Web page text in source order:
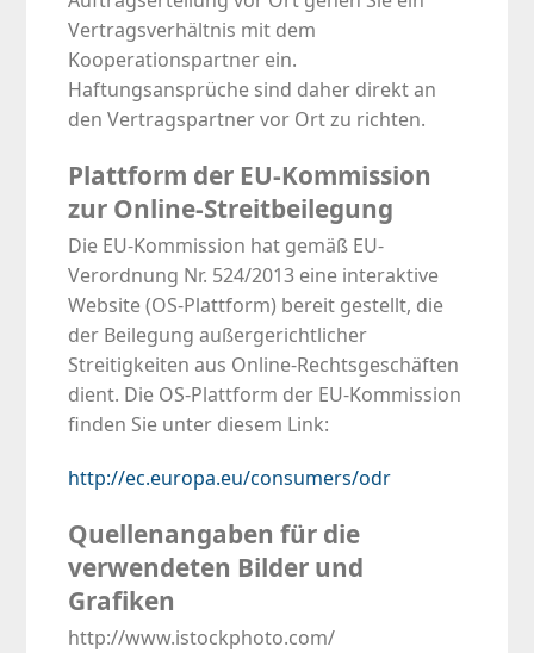
Vertragsverhältnis mit dem
Kooperationspartner ein.
Haftungsansprüche sind daher direkt an
den Vertragspartner vor Ort zu richten.
Plattform der EU-Kommission
zur Online-Streitbeilegung
Die EU-Kommission hat gemäß EU-
Verordnung Nr. 524/2013 eine interaktive
Website (OS-Plattform) bereit gestellt, die
der Beilegung außergerichtlicher
Streitigkeiten aus Online-Rechtsgeschäften
dient. Die OS-Plattform der EU-Kommission
finden Sie unter diesem Link:
http://ec.europa.eu/consumers/odr
Quellenangaben für die
verwendeten Bilder und
Grafiken
http://www.istockphoto.com/